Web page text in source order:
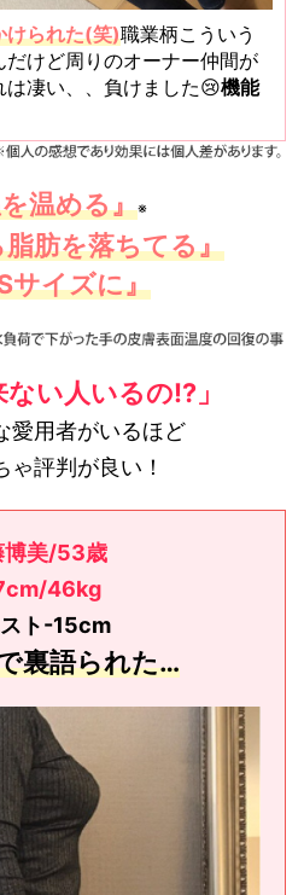
けられた(笑)職業柄こういう
けど周りのオーナー仲間が
凄い、、負けました😢機能
温める』※
肪を落ちてる』
サイズに』
ない人いるの⁉」
愛用者がいるほど
ゃ評判が良い！
博美/53歳
46kg
ト-15cm
裏語られた…